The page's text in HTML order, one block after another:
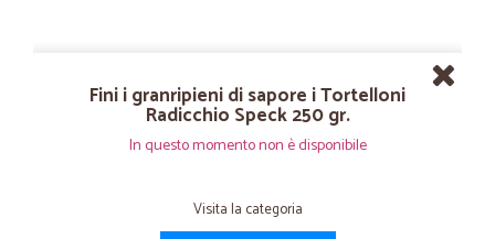
Fini i granripieni di sapore i Tortelloni
Radicchio Speck 250 gr.
In questo momento non è disponibile
Visita la categoria